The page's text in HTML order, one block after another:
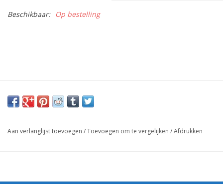
Beschikbaar: Op bestelling
Aan verlanglijst toevoegen /Toevoegen om te vergelijken /Afdrukken